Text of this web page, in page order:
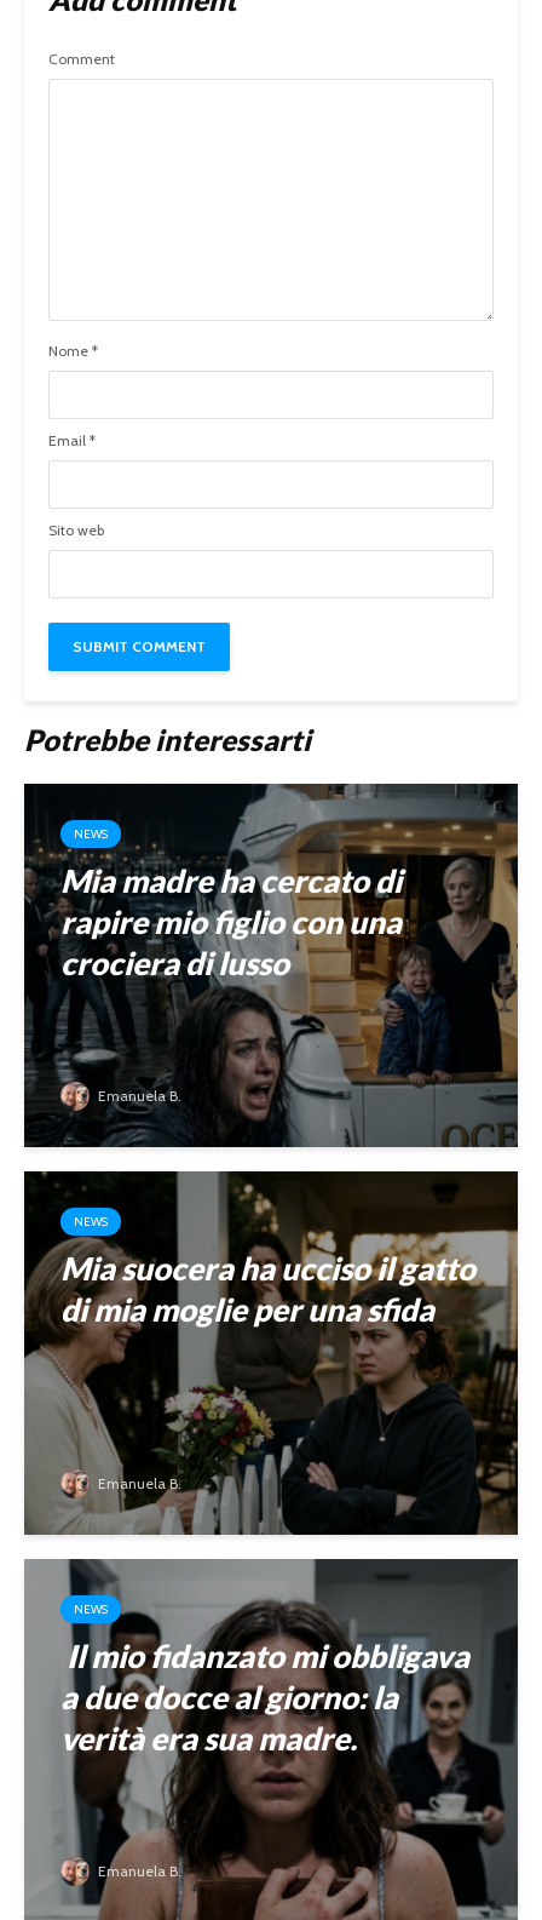
Comment
Nome *
Email *
Sito web
Potrebbe interessarti
NEWS
Mia madre ha cercato di
rapire mio figlio con una
crociera di lusso
Emanuela B.
NEWS
Mia suocera ha ucciso il gatto
di mia moglie per una sfida
Emanuela B.
NEWS
Il mio fidanzato mi obbligava
a due docce al giorno: la
verità era sua madre.
Emanuela B.